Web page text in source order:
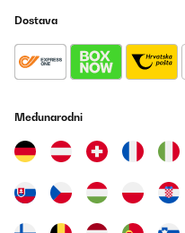
Dostava
Međunarodni